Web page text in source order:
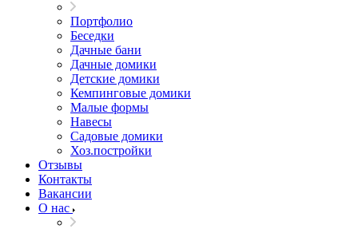
Портфолио
Беседки
Дачные бани
Дачные домики
Детские домики
Кемпинговые домики
Малые формы
Навесы
Садовые домики
Хоз.постройки
Отзывы
Контакты
Вакансии
О нас